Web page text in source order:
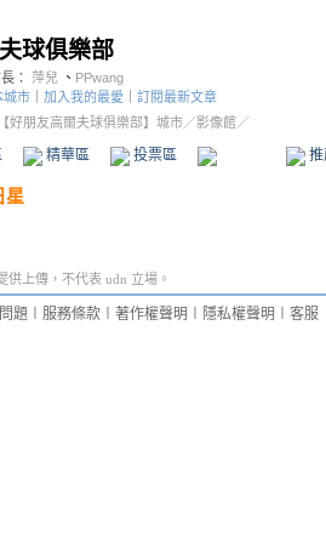
球俱樂部
： 萍兒 、 PPwang
城市 加入我的最愛
訂閱最新文章
【好朋友高爾夫球俱樂部】城市／影像館／
精華區 投票區 影像館
星
上傳，不代表 udn 立場。
題 服務條款 著作權聲明 隱私權聲明 客服